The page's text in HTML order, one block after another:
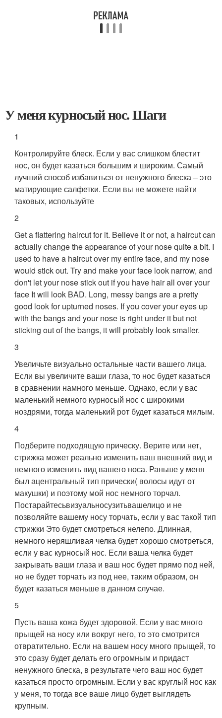
У меня курносый нос. Шаги
1
Контролируйте блеск. Если у вас слишком блестит
нос, он будет казаться большим и широким. Самый
лучший способ избавиться от ненужного блеска – это
матирующие салфетки. Если вы не можете найти
таковых, используйте
2
Get a flattering haircut for it. Believe it or not, a haircut can
actually change the appearance of your nose quite a bit. I
used to have a haircut over my entire face, and my nose
would stick out. Try and make your face look narrow, and
don't let your nose stick out if you have hair all over your
face It will look BAD. Long, messy bangs are a pretty
good look for upturned noses. If you cover your eyes up
with the bangs and your nose is right under it but not
sticking out of the bangs, it will probably look smaller.
3
Увеличьте визуально остальные части вашего лица.
Если вы увеличите ваши глаза, то нос будет казаться
в сравнении намного меньше. Однако, если у вас
маленький немного курносый нос с широкими
ноздрями, тогда маленький рот будет казаться милым.
4
Подберите подходящую прическу. Верите или нет,
стрижка может реально изменить ваш внешний вид и
немного изменить вид вашего носа. Раньше у меня
был ацентральный тип прически( волосы идут от
макушки) и поэтому мой нос немного торчал.
Постарайтесьвизуальносузитьвашелицо и не
позволяйте вашему носу торчать, если у вас такой тип
стрижки Это будет смотреться нелепо. Длинная,
немного неряшливая челка будет хорошо смотреться,
если у вас курносый нос. Если ваша челка будет
закрывать ваши глаза и ваш нос будет прямо под ней,
но не будет торчать из под нее, таким образом, он
будет казаться меньше в данном случае.
5
Пусть ваша кожа будет здоровой. Если у вас много
прыщей на носу или вокруг него, то это смотрится
отвратительно. Если на вашем носу много прыщей, то
это сразу будет делать его огромным и придаст
ненужного блеска, в результате чего ваш нос будет
казаться просто огромным. Если у вас круглый нос как
у меня, то тогда все ваше лицо будет выглядеть
крупным.